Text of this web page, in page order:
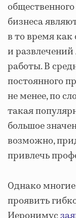
бизнеса
в то время
и
работы. В
постоянного
не менее, по
такая
большое
возможно,
привлечь
Однако
проявить